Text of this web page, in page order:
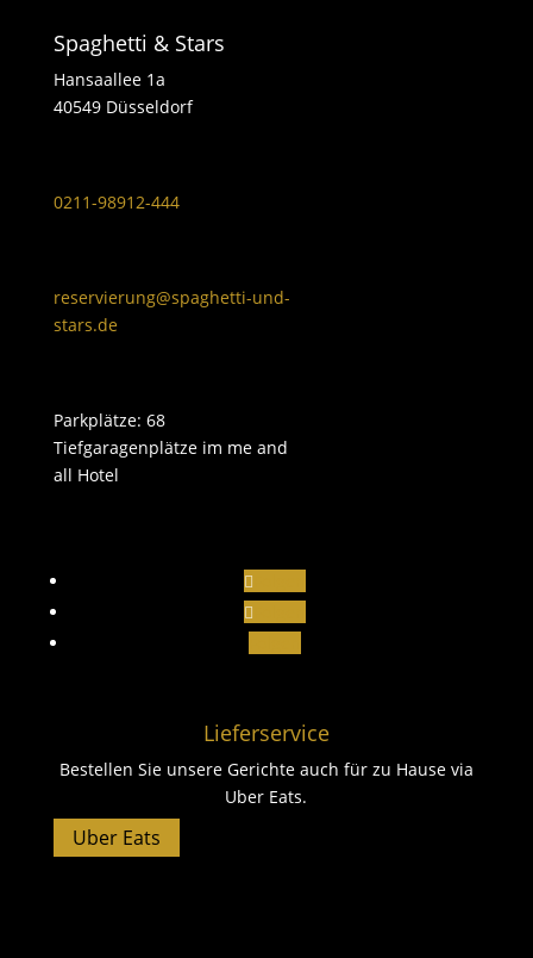
Spaghetti & Stars
Hansaallee 1a
40549 Düsseldorf
0211-98912-444
reservierung@spaghetti-und-
stars.de
Parkplätze: 68
Tiefgaragenplätze im me and
all Hotel
Lieferservice
Bestellen Sie unsere Gerichte auch für zu Hause via
Uber Eats.
Uber Eats